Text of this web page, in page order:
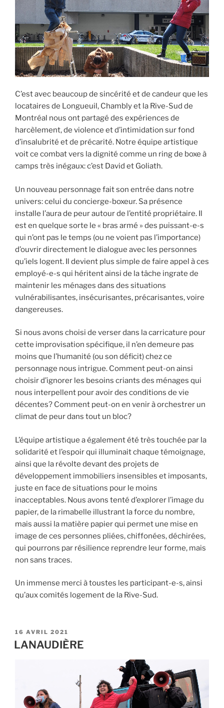
C’est avec beaucoup de sincérité et de candeur que les
locataires de Longueuil, Chambly et la Rive-Sud de
Montréal nous ont partagé des expériences de
harcèlement, de violence et d’intimidation sur fond
d’insalubrité et de précarité. Notre équipe artistique
voit ce combat vers la dignité comme un ring de boxe à
camps très inégaux: c’est David et Goliath.
Un nouveau personnage fait son entrée dans notre
univers: celui du concierge-boxeur. Sa présence
installe l’aura de peur autour de l’entité propriétaire. Il
est en quelque sorte le « bras armé » des puissant-e-s
qui n’ont pas le temps (ou ne voient pas l’importance)
d’ouvrir directement le dialogue avec les personnes
qu’iels logent. Il devient plus simple de faire appel à ces
employé-e-s qui héritent ainsi de la tâche ingrate de
maintenir les ménages dans des situations
vulnérabilisantes, insécurisantes, précarisantes, voire
dangereuses.
Si nous avons choisi de verser dans la carricature pour
cette improvisation spécifique, il n’en demeure pas
moins que l’humanité (ou son déficit) chez ce
personnage nous intrigue. Comment peut-on ainsi
choisir d’ignorer les besoins criants des ménages qui
nous interpellent pour avoir des conditions de vie
décentes? Comment peut-on en venir à orchestrer un
climat de peur dans tout un bloc?
L’équipe artistique a également été très touchée par la
solidarité et l’espoir qui illuminait chaque témoignage,
ainsi que la révolte devant des projets de
développement immobiliers insensibles et imposants,
juste en face de situations pour le moins
inacceptables. Nous avons tenté d’explorer l’image du
papier, de la rimabelle illustrant la force du nombre,
mais aussi la matière papier qui permet une mise en
image de ces personnes pliées, chiffonées, déchirées,
qui pourrons par résilience reprendre leur forme, mais
non sans traces.
Un immense merci à toustes les participant-e-s, ainsi
qu’aux comités logement de la Rive-Sud.
PUBLIÉ
LE
16 AVRIL 2021
LANAUDIÈRE